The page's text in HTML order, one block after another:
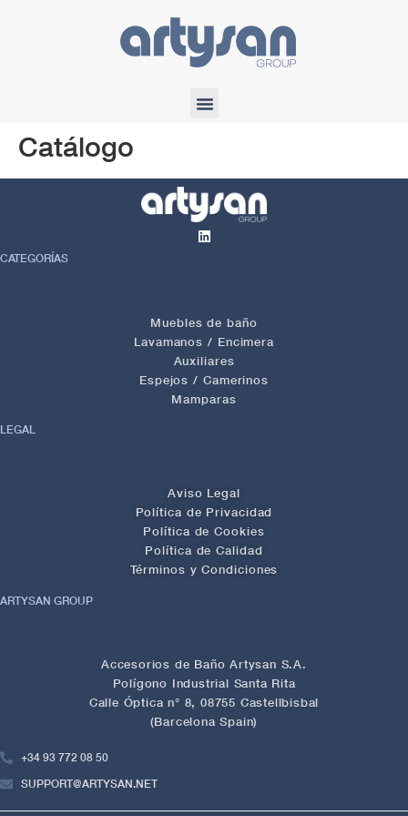
Catálogo
CATEGORÍAS
Muebles de baño
Lavamanos / Encimera
Auxiliares
Espejos / Camerinos
Mamparas
LEGAL
Aviso Legal
Política de Privacidad
Política de Cookies
Política de Calidad
Términos y Condiciones
ARTYSAN GROUP
Accesorios de Baño Artysan S.A.
Polígono Industrial Santa Rita
Calle Óptica n° 8, 08755 Castellbisbal
(Barcelona Spain)
+34 93 772 08 50
SUPPORT@ARTYSAN.NET